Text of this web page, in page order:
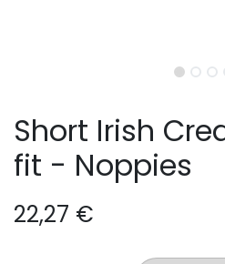
Short Irish
fit - Noppies
22,27 €